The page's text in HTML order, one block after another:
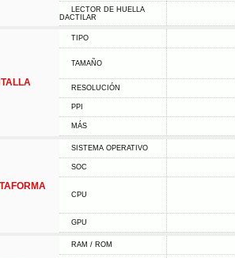
LECTOR DE HUELLA
DACTILAR
TIPO
TAMAÑO
RESOLUCIÓN
PPI
MÁS
SISTEMA OPERATIVO
SOC
CPU
GPU
RAM / ROM